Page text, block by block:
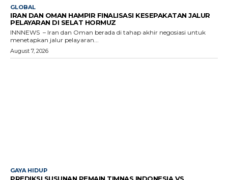
GLOBAL
IRAN DAN OMAN HAMPIR FINALISASI KESEPAKATAN JALUR
PELAYARAN DI SELAT HORMUZ
INNNEWS – Iran dan Oman berada di tahap akhir negosiasi untuk
menetapkan jalur pelayaran...
August 7, 2026
GAYA HIDUP
PREDIKSI SUSUNAN PEMAIN TIMNAS INDONESIA VS